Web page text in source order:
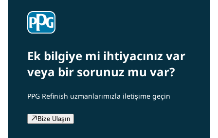
Ek bilgiye mi ihtiyacınız var
veya bir sorunuz mu var?
PPG Refinish uzmanlarımızla iletişime geçin
Bize Ulaşın